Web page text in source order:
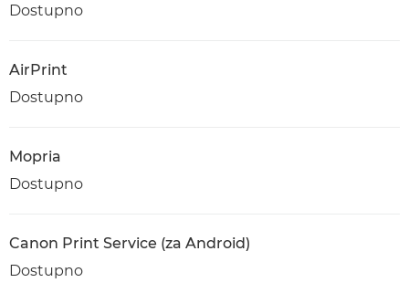
Dostupno
AirPrint
Dostupno
Mopria
Dostupno
Canon Print Service (za Android)
Dostupno